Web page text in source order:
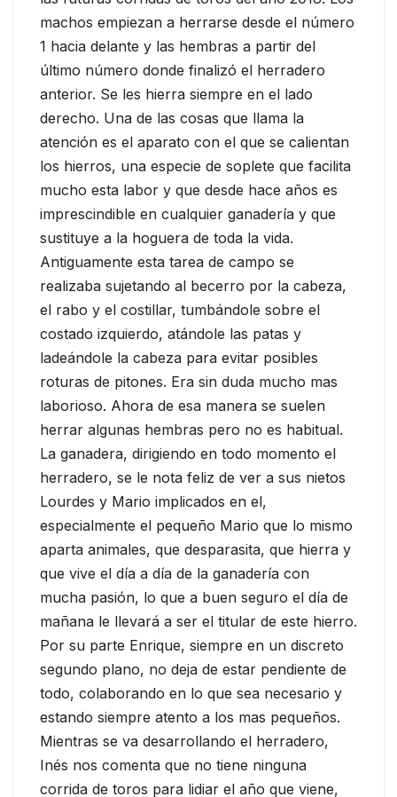
machos empiezan a herrarse desde el número
1 hacia delante y las hembras a partir del
último número donde finalizó el herradero
anterior. Se les hierra siempre en el lado
derecho. Una de las cosas que llama la
atención es el aparato con el que se calientan
los hierros, una especie de soplete que facilita
mucho esta labor y que desde hace años es
imprescindible en cualquier ganadería y que
sustituye a la hoguera de toda la vida.
Antiguamente esta tarea de campo se
realizaba sujetando al becerro por la cabeza,
el rabo y el costillar, tumbándole sobre el
costado izquierdo, atándole las patas y
ladeándole la cabeza para evitar posibles
roturas de pitones. Era sin duda mucho mas
laborioso. Ahora de esa manera se suelen
herrar algunas hembras pero no es habitual.
La ganadera, dirigiendo en todo momento el
herradero, se le nota feliz de ver a sus nietos
Lourdes y Mario implicados en el,
especialmente el pequeño Mario que lo mismo
aparta animales, que desparasita, que hierra y
que vive el día a día de la ganadería con
mucha pasión, lo que a buen seguro el día de
mañana le llevará a ser el titular de este hierro.
Por su parte Enrique, siempre en un discreto
segundo plano, no deja de estar pendiente de
todo, colaborando en lo que sea necesario y
estando siempre atento a los mas pequeños.
Mientras se va desarrollando el herradero,
Inés nos comenta que no tiene ninguna
corrida de toros para lidiar el año que viene,